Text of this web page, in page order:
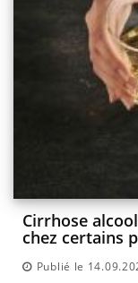
Cirrhose
chez certains
Publié le